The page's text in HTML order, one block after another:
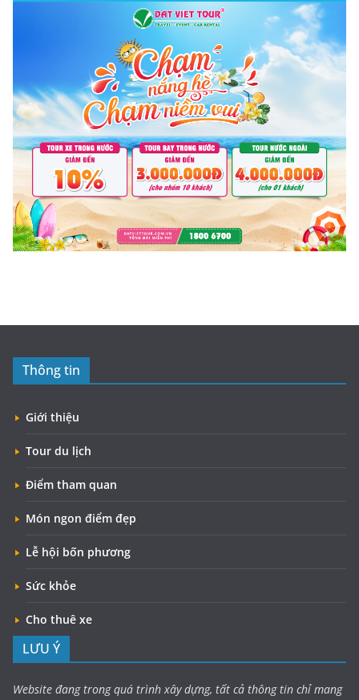
Thông tin
Giới thiệu
Tour du lịch
Điểm tham quan
Món ngon điểm đẹp
Lễ hội bốn phương
Sức khỏe
Cho thuê xe
LƯU Ý
Website đang trong quá trình xây dựng, tất cả thông tin chỉ mang